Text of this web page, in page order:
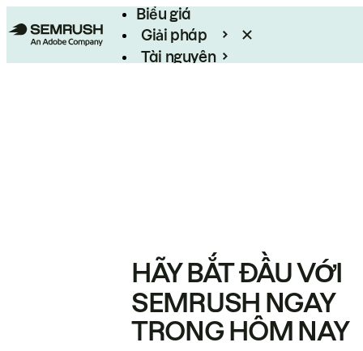
Biểu giá
Giải pháp
Tài nguyên
HÃY BẮT ĐẦU VỚI
SEMRUSH NGAY
TRONG HÔM NAY